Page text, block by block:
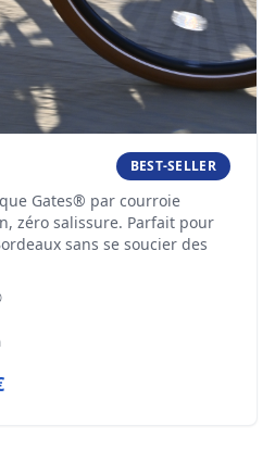
BEST-SELLER
Gates® par courroie
zéro salissure. Parfait pour
sans se soucier des